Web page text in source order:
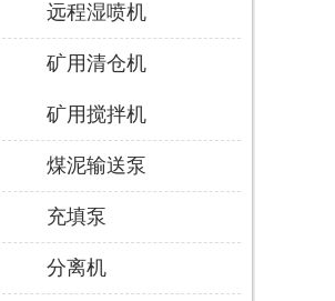
远程湿喷机
矿用清仓机
矿用搅拌机
煤泥输送泵
充填泵
分离机